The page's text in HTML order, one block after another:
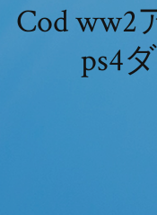
Cod ww2
ps4